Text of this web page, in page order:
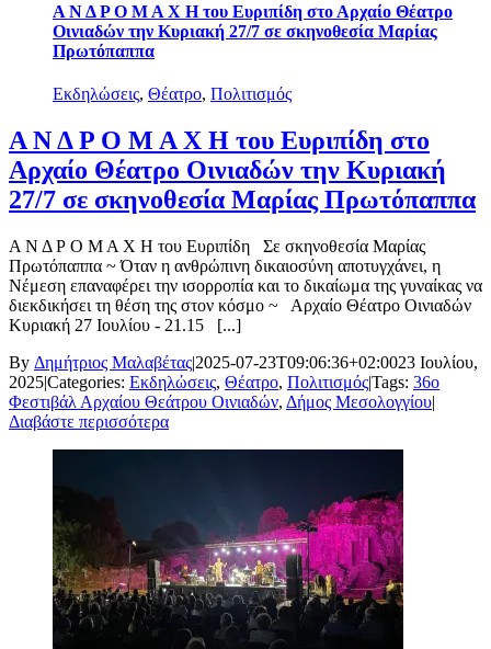
Α Ν Δ Ρ Ο Μ Α Χ Η του Ευριπίδη στο Αρχαίο Θέατρο
Οινιαδών την Κυριακή 27/7 σε σκηνοθεσία Μαρίας
Πρωτόπαππα
Εκδηλώσεις, Θέατρο, Πολιτισμός
Α Ν Δ Ρ Ο Μ Α Χ Η του Ευριπίδη στο
Αρχαίο Θέατρο Οινιαδών την Κυριακή
27/7 σε σκηνοθεσία Μαρίας Πρωτόπαππα
Α Ν Δ Ρ Ο Μ Α Χ Η του Ευριπίδη Σε σκηνοθεσία Μαρίας
Πρωτόπαππα ~ Όταν η ανθρώπινη δικαιοσύνη αποτυγχάνει, η
Νέμεση επαναφέρει την ισορροπία και το δικαίωμα της γυναίκας να
διεκδικήσει τη θέση της στον κόσμο ~ Αρχαίο Θέατρο Οινιαδών
Κυριακή 27 Ιουλίου - 21.15 [...]
By Δημήτριος Μαλαβέτας|2025-07-23T09:06:36+02:0023 Ιουλίου,
2025|Categories: Εκδηλώσεις, Θέατρο, Πολιτισμός|Tags: 36ο
Φεστιβάλ Αρχαίου Θεάτρου Οινιαδών, Δήμος Μεσολογγίου|
Διαβάστε περισσότερα